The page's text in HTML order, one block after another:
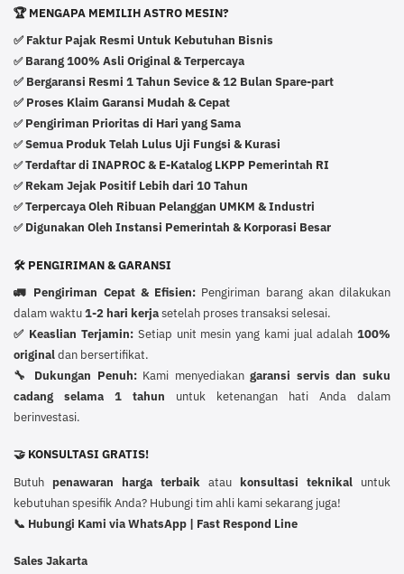
🏆 MENGAPA MEMILIH ASTRO MESIN?
✅ Faktur Pajak Resmi Untuk Kebutuhan Bisnis
✅ Barang 100% Asli Original & Terpercaya
✅ Bergaransi Resmi 1 Tahun Sevice & 12 Bulan Spare-part
✅ Proses Klaim Garansi Mudah & Cepat
✅ Pengiriman Prioritas di Hari yang Sama
✅Semua Produk Telah Lulus Uji Fungsi & Kurasi
✅Terdaftar di INAPROC & E-Katalog LKPP Pemerintah RI
✅ Rekam Jejak Positif Lebih dari 10 Tahun
✅Terpercaya Oleh Ribuan Pelanggan UMKM & Industri
✅ Digunakan Oleh Instansi Pemerintah & Korporasi Besar
🛠️ PENGIRIMAN & GARANSI
🚛 Pengiriman Cepat & Efisien: Pengiriman barang akan dilakukan
dalam waktu1-2 hari kerjasetelah proses transaksi selesai.
✅ Keaslian Terjamin: Setiap unit mesin yang kami jual adalah100%
originaldan bersertifikat.
🔧 Dukungan Penuh:Kami menyediakangaransi servis dan suku
cadang selama 1 tahun untuk ketenangan hati Anda dalam
berinvestasi.
🤝 KONSULTASI GRATIS!
Butuh penawaran harga terbaik atau konsultasi teknikal untuk
kebutuhan spesifik Anda? Hubungi tim ahli kami sekarang juga!
📞 Hubungi Kami via WhatsApp | Fast Respond Line
Sales Jakarta